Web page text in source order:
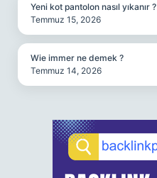
Yeni kot pantolon nasıl yıkanır ?
Temmuz 15, 2026
Wie immer ne demek ?
Temmuz 14, 2026